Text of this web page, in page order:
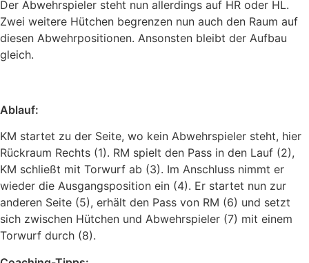
Der Abwehrspieler steht nun allerdings auf HR oder HL.
Zwei weitere Hütchen begrenzen nun auch den Raum auf
diesen Abwehrpositionen. Ansonsten bleibt der Aufbau
gleich.
Ablauf:
KM startet zu der Seite, wo kein Abwehrspieler steht, hier
Rückraum Rechts (1). RM spielt den Pass in den Lauf (2),
KM schließt mit Torwurf ab (3). Im Anschluss nimmt er
wieder die Ausgangsposition ein (4). Er startet nun zur
anderen Seite (5), erhält den Pass von RM (6) und setzt
sich zwischen Hütchen und Abwehrspieler (7) mit einem
Torwurf durch (8).